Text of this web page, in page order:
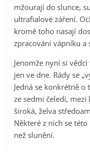
mžourají do slunce,
ultrafialové záření.
kromě toho nasají
zpracování vápníku
Jenomže nyní si
jen ve dne. Rády se
Jedná se konkrétně
ze sedmi čeledí,
široká, želva
Některé z nich se
než slunění.